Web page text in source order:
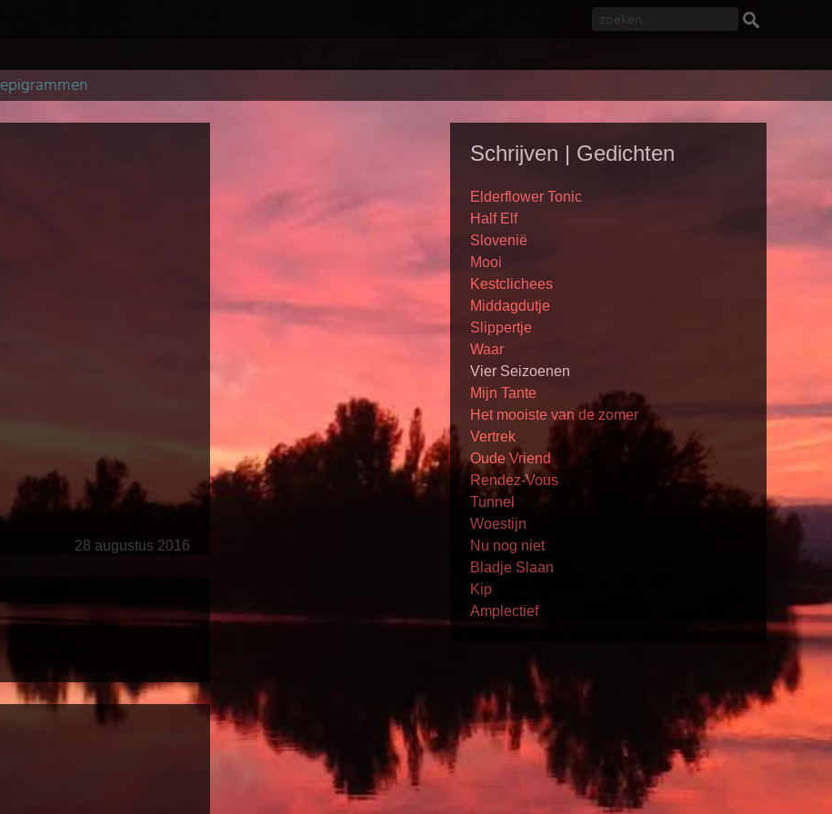
epigrammen
28 augustus 2016
Schrijven | Gedichten
Elderflower Tonic
Half Elf
Slovenië
Mooi
Kestclichees
Middagdutje
Slippertje
Waar
Vier Seizoenen
Mijn Tante
Het mooiste van de zomer
Vertrek
Oude Vriend
Rendez-Vous
Tunnel
Woestijn
Nu nog niet
Bladje Slaan
Kip
Amplectief